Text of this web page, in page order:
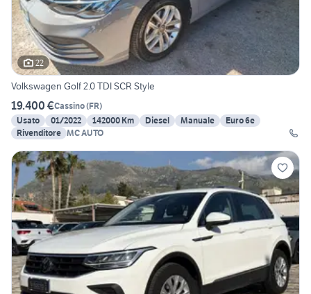
22
Volkswagen Golf 2.0 TDI SCR Style
19.400 €Cassino(FR)
Usato
01/2022 142000 Km Diesel Manuale
Euro 6e
Rivenditore MC AUTO